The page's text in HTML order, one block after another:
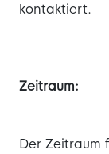
kontaktiert.
Zeitraum:
Der Zeitraum